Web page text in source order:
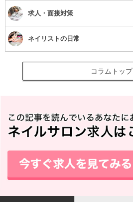
求人・面接対策
ネイリストの日常
コラムトップ